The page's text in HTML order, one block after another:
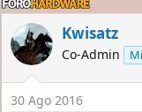
Kwisatz
Co-Admin
30 Ago 2016